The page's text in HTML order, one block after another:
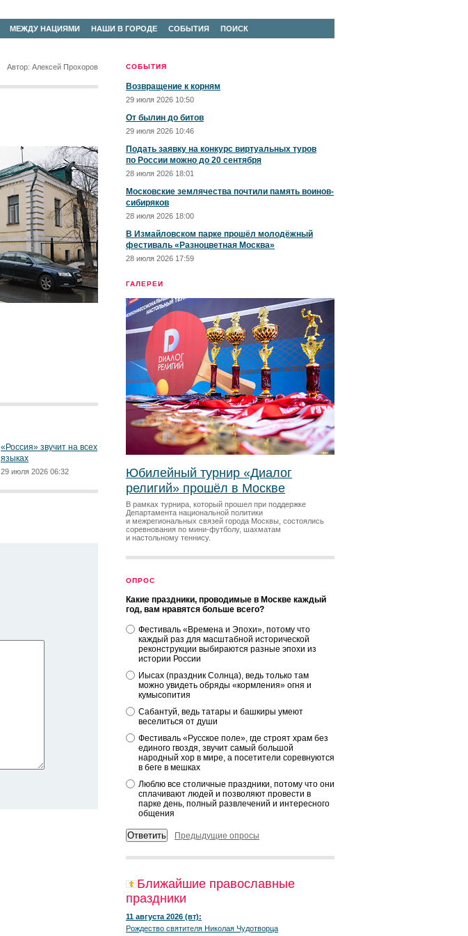
МЕЖДУ НАЦИЯМИ НАШИ В ГОРОДЕ СОБЫТИЯ ПОИСК
СОБЫТИЯ
Возвращение к корням
29 июля 2026 10:50
От былин до битов
29 июля 2026 10:46
Подать заявку на конкурс виртуальных туров
по России можно до 20 сентября
28 июля 2026 18:01
Московские землячества почтили память воинов-
сибиряков
28 июля 2026 18:00
В Измайловском парке прошёл молодёжный
фестиваль «Разноцветная Москва»
28 июля 2026 17:59
ГАЛЕРЕИ
Юбилейный турнир «Диалог
религий» прошёл в Москве
В рамках турнира, который прошел при поддержке
Департамента национальной политики
и межрегиональных связей города Москвы, состоялись
соревнования по мини-футболу, шахматам
и настольному теннису.
ОПРОС
Какие праздники, проводимые в Москве каждый
год, вам нравятся больше всего?
Фестиваль «Времена и Эпохи», потому что
каждый раз для масштабной исторической
реконструкции выбираются разные эпохи из
истории России
Иысах (праздник Солнца), ведь только там
можно увидеть обряды «кормления» огня и
кумысопития
Сабантуй, ведь татары и башкиры умеют
веселиться от души
Фестиваль «Русское поле», где строят храм без
единого гвоздя, звучит самый большой
народный хор в мире, а посетители соревнуются
в беге в мешках
Люблю все столичные праздники, потому что они
сплачивают людей и позволяют провести в
парке день, полный развлечений и интересного
общения
Предыдущие опросы
Ближайшие православные
праздники
11 августа 2026 (вт):
Рождество святителя Николая Чудотворца
Автор: Алексей Прохоров
«Россия» звучит на всех
языках
29 июля 2026 06:32